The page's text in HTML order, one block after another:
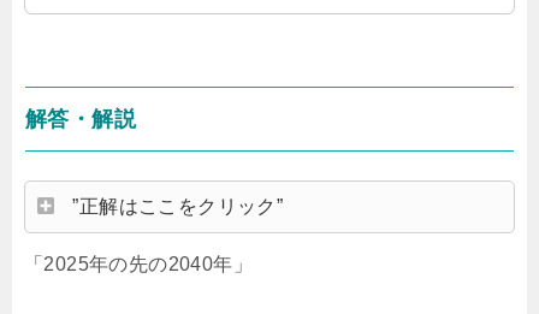
解答・解説
”正解はここをクリック”
「2025年の先の2040年」